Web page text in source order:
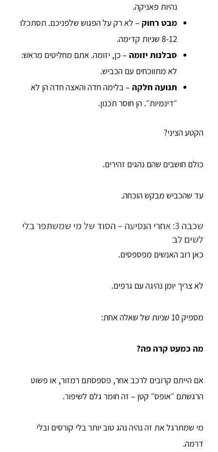
נהיות פאניקה.
מבט רחוק – לא רק על הפגוש שלפניכם. תסתכלו
8-12 שניות קדימה.
סבלנות יזומה – כן, יזומה. אתם מחליטים מראש:
לא מתווכחים עם הכביש.
תנועה חלקה – בלימה חדה והאצה חדה הן לא
״דינמיות״. הן חוסר תכנון.
הקטע הציני?
כולם חושבים שהם נהגים זהירים.
עד שהכביש מבקש הוכחה.
שכבה 3: אחרי הנסיעה – הסוד של מי שמשתפר בלי
לשים לב
כאן רוב האנשים מפספסים.
לא צריך יומן נהיגה עם גרפים.
מספיק 10 שניות של שאלה אחת:
מה כמעט קרה פה?
אם הייתם קרובים לרכב אחר, פספסתם רמזור, או פשוט
הרגשתם ״אופס״ קטן – זה חומר גלם לשיפור.
מי שמתרגל את זה נהיה נהג טוב יותר בלי קורסים ובלי
דרמה.